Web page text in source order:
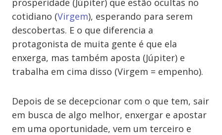
prosperidade (Júpiter) que estão ocultas no
cotidiano (Virgem), esperando para serem
descobertas. E o que diferencia a
protagonista de muita gente é que ela
enxerga, mas também aposta (Júpiter) e
trabalha em cima disso (Virgem = empenho).
Depois de se decepcionar com o que tem, sair
em busca de algo melhor, enxergar e apostar
em uma oportunidade, vem um terceiro e